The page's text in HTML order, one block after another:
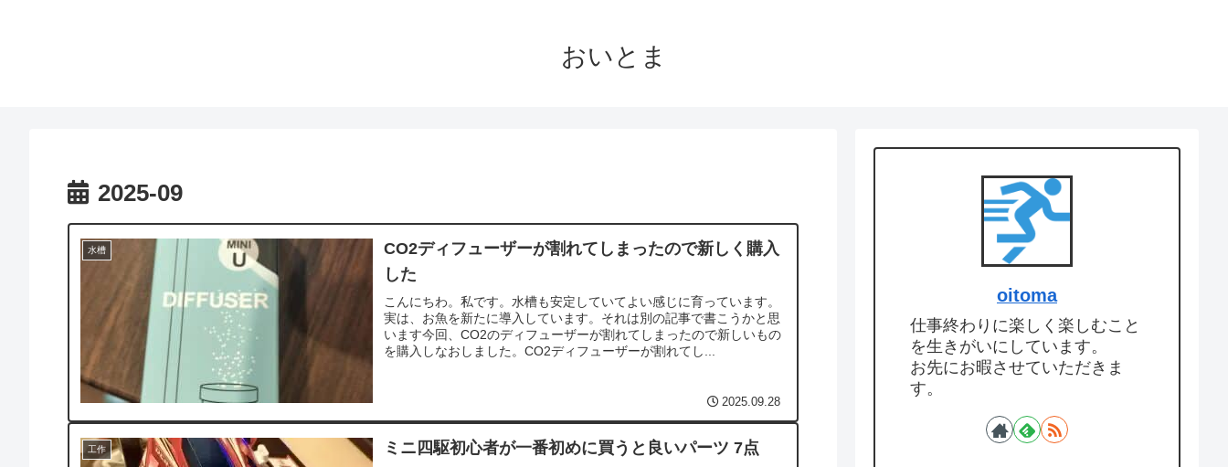
おいとま
2025-09
水槽
CO2ディフューザーが割れてしまったので新しく購入
した
こんにちわ。私です。水槽も安定していてよい感じに育っています。
実は、お魚を新たに導入しています。それは別の記事で書こうかと思
います今回、CO2のディフューザーが割れてしまったので新しいもの
を購入しなおしました。CO2ディフューザーが割れてし...
2025.09.28
工作 ミニ四駆初心者が一番初めに買うと良いパーツ 7点
oitoma
仕事終わりに楽しく楽しむこと
を生きがいにしています。
お先にお暇させていただきま
す。